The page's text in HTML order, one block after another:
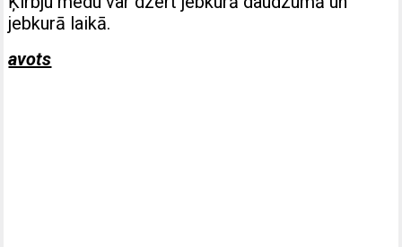
jebkurā laikā.
avots